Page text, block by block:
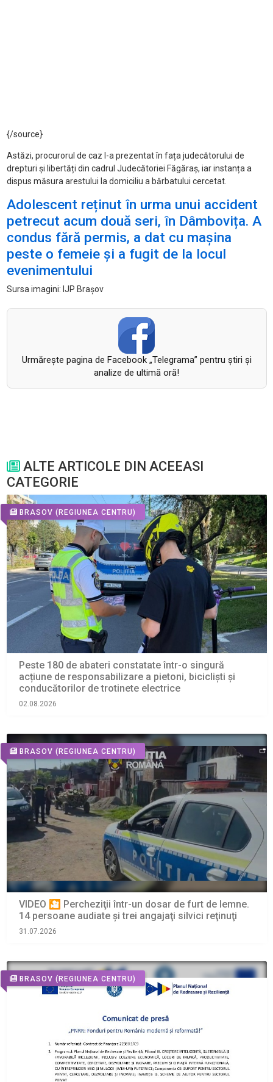
{/source}
Astăzi, procurorul de caz l-a prezentat în fața judecătorului de
drepturi și libertăți din cadrul Judecătoriei Făgăraș, iar instanța a
dispus măsura arestului la domiciliu a bărbatului cercetat.
Adolescent reținut în urma unui accident
petrecut acum două seri, în Dâmbovița. A
condus fără permis, a dat cu mașina
peste o femeie și a fugit de la locul
evenimentului
Sursa imagini: IJP Brașov
Urmăreşte pagina de Facebook „Telegrama” pentru ştiri şi
analize de ultimă oră!
ALTE ARTICOLE DIN ACEEASI
CATEGORIE
BRASOV (REGIUNEA CENTRU)
Peste 180 de abateri constatate într-o singură
acțiune de responsabilizare a pietoni, bicicliști și
conducătorilor de trotinete electrice
02.08.2026
BRASOV (REGIUNEA CENTRU)
VIDEO 🎦 Percheziţii într-un dosar de furt de lemne.
14 persoane audiate și trei angajaţi silvici reţinuţi
31.07.2026
BRASOV (REGIUNEA CENTRU)